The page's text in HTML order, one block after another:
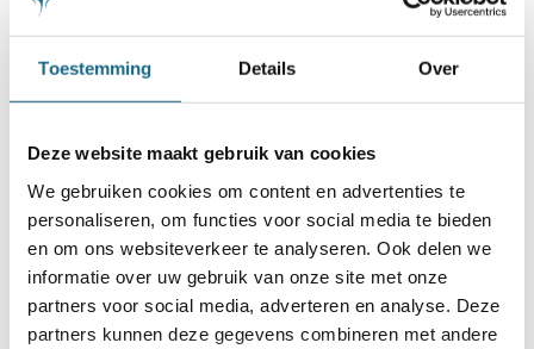
Toestemming Details Over
Deze website maakt gebruik van cookies
We gebruiken cookies om content en advertenties te
personaliseren, om functies voor social media te bieden
en om ons websiteverkeer te analyseren. Ook delen we
informatie over uw gebruik van onze site met onze
partners voor social media, adverteren en analyse. Deze
partners kunnen deze gegevens combineren met andere